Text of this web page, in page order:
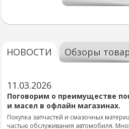
НОВОСТИ Обзоры
11.03.2026
Поговорим о преимуществе
и масел в офлайн магазинах.
Покупка запчастей и смазочных
частью обслуживания автомобиля.